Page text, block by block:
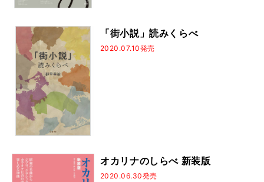
「街小説」読みくらべ
2020.07.10発売
オカリナのしらべ 新装版
2020.06.30発売